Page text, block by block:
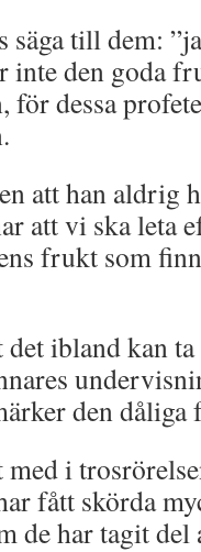
säga till dem:
inte den goda
för dessa
att han aldrig
att vi ska leta
frukt som
det ibland kan
den dåliga
i
fått skörda
de har tagit del